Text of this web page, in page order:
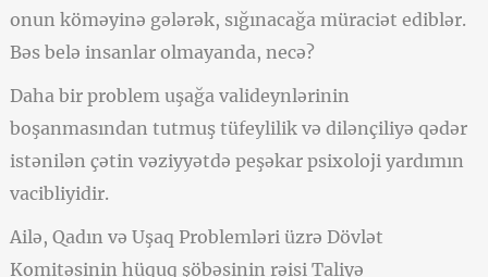
onun köməyinə gələrək, sığınacağa müraciət ediblər.
Bəs belə insanlar olmayanda, necə?
Daha bir problem uşağa valideynlərinin
boşanmasından tutmuş tüfeylilik və dilənçiliyə qədər
istənilən çətin vəziyyətdə peşəkar psixoloji yardımın
vacibliyidir.
Ailə, Qadın və Uşaq Problemləri üzrə Dövlət
Komitəsinin hüquq şöbəsinin rəisi Taliyə